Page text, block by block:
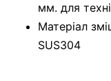
мм. для
Матеріал
SUS304